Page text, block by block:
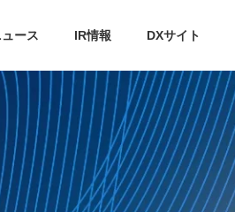
ース IR情報 DXサイト